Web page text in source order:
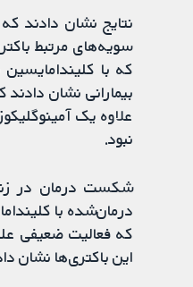
نتایج نشان دادند
سویه‌های مرتبط
که با
بیمارانی نشان
علاوه یک
نبود.
شکست درمان در
درمان‌شده با
که فعالیت ضعیفی
این باکتری‌ها نشان